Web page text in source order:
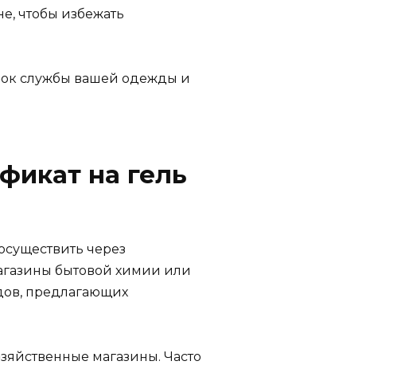
чтобы избежать
службы вашей одежды и
на гель
через
бытовой химии или
предлагающих
магазины. Часто